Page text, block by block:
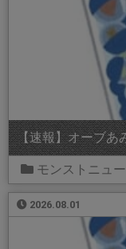
【速報】オーブあ
モンストニュ
2026.08.01